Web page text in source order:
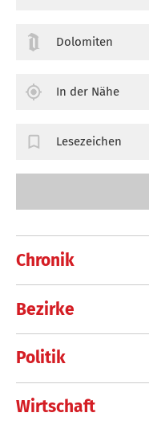
Chronik
Bezirke
Politik
Wirtschaft
Dolomiten
In der Nähe
Lesezeichen